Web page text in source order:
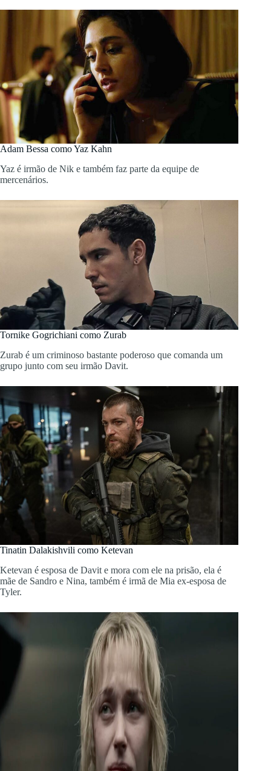
Adam Bessa como Yaz Kahn
Yaz é irmão de Nik e também faz parte da equipe de
mercenários.
Tornike Gogrichiani como Zurab
Zurab é um criminoso bastante poderoso que comanda um
grupo junto com seu irmão Davit.
Tinatin Dalakishvili como Ketevan
Ketevan é esposa de Davit e mora com ele na prisão, ela é
mãe de Sandro e Nina, também é irmã de Mia ex-esposa de
Tyler.